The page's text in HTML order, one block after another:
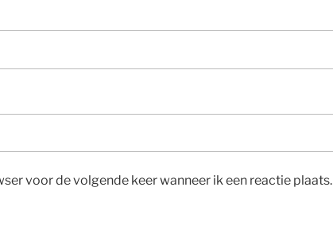
voor de volgende keer wanneer ik een reactie plaats.